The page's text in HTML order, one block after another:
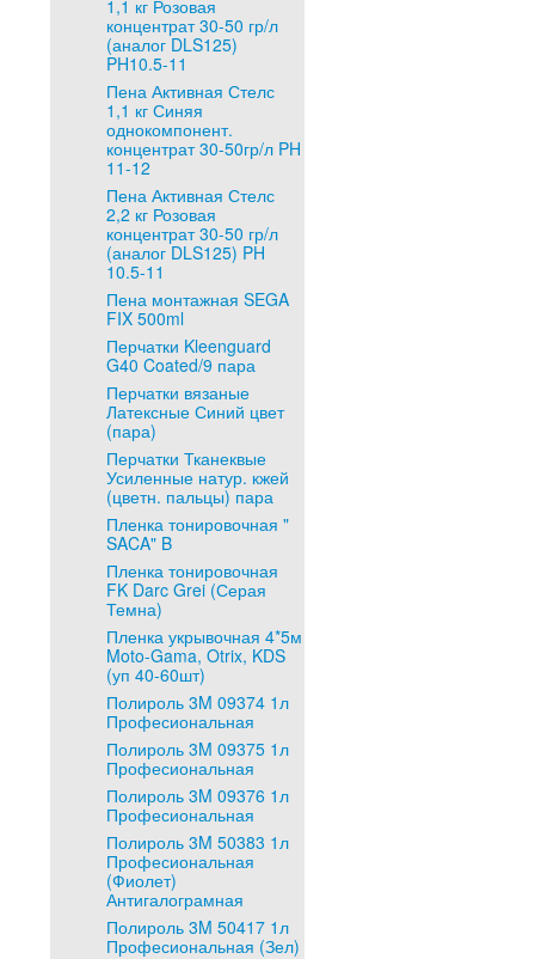
1,1 кг Розовая
концентрат 30-50 гр/л
(аналог DLS125)
PH10.5-11
Пена Активная Стелс
1,1 кг Синяя
однокомпонент.
концентрат 30-50гр/л PH
11-12
Пена Активная Стелс
2,2 кг Розовая
концентрат 30-50 гр/л
(аналог DLS125) PH
10.5-11
Пена монтажная SEGA
FIX 500ml
Перчатки Kleenguard
G40 Coated/9 пара
Перчатки вязаные
Латексные Синий цвет
(пара)
Перчатки Тканеквые
Усиленные натур. кжей
(цветн. пальцы) пара
Пленка тонировочная "
SACA" B
Пленка тонировочная
FK Darc Grei (Серая
Темна)
Пленка укрывочная 4*5м
Moto-Gama, Otrix, KDS
(уп 40-60шт)
Полироль 3M 09374 1л
Професиональная
Полироль 3M 09375 1л
Професиональная
Полироль 3M 09376 1л
Професиональная
Полироль 3M 50383 1л
Професиональная
(Фиолет)
Антигалограмная
Полироль 3M 50417 1л
Професиональная (Зел)